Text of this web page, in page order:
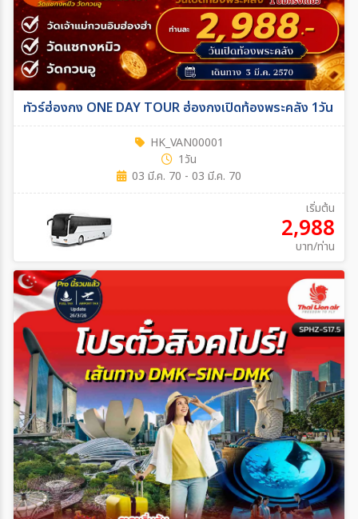
ทัวร์ฮ่องกง ONE DAY TOUR ฮ่องกงเปิดท้องพระคลัง 1วัน
HK_VAN00001
1วัน
03 มี.ค. 70 - 03 มี.ค. 70
เริ่มต้น
2,988
บาท/ท่าน